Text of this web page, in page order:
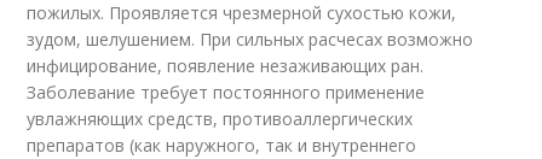
пожилых. Проявляется чрезмерной сухостью кожи,
зудом, шелушением. При сильных расчесах возможно
инфицирование, появление незаживающих ран.
Заболевание требует постоянного применение
увлажняющих средств, противоаллергических
препаратов (как наружного, так и внутреннего